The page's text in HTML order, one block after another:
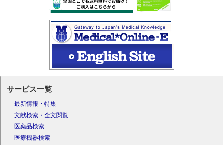
サービス一覧
最新情報・特集
文献検索・全文閲覧
医薬品検索
医療機器検索